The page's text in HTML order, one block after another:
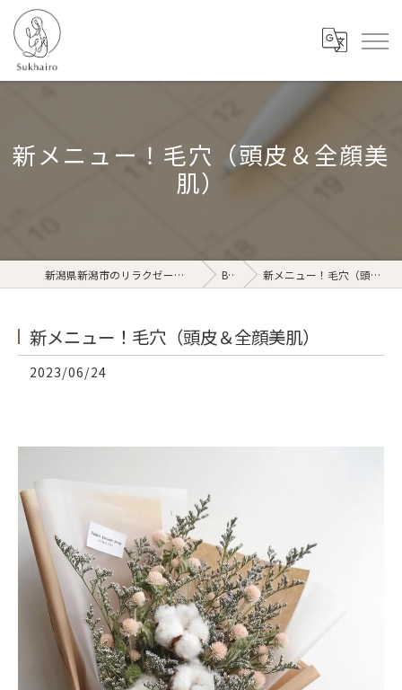
新メニュー！毛穴（頭皮＆全顔美
肌）
新潟県新潟市のリラクゼーションならSukhairo Blog 新メニュー！毛穴（頭皮＆全顔美肌）
新メニュー！毛穴（頭皮＆全顔美肌）
2023/06/24